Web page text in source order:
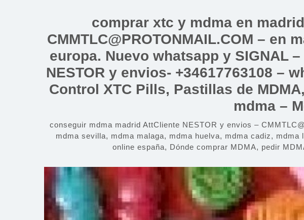
comprar xtc y mdma en
CMMTLC@PROTONMAIL.COM – en
europa. Nuevo whatsapp y SIGNAL
NESTOR y envios- +34617763108 –
Control XTC Pills, Pastillas de
mdma –
conseguir mdma madrid AttCliente NESTOR y envios –
mdma sevilla, mdma malaga, mdma huelva, mdma cadiz,
online españa, Dónde comprar MDMA, pedir